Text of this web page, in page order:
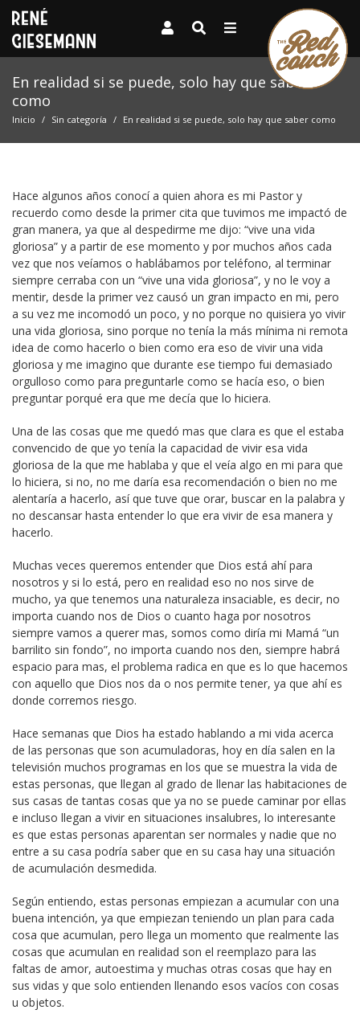
En realidad si se puede, solo hay que saber
como
Inicio Sin categoría En realidad si se puede, solo hay que saber como
Hace algunos años conocí a quien ahora es mi Pastor y
recuerdo como desde la primer cita que tuvimos me impactó de
gran manera, ya que al despedirme me dijo: “vive una vida
gloriosa” y a partir de ese momento y por muchos años cada
vez que nos veíamos o hablábamos por teléfono, al terminar
siempre cerraba con un “vive una vida gloriosa”, y no le voy a
mentir, desde la primer vez causó un gran impacto en mi, pero
a su vez me incomodó un poco, y no porque no quisiera yo vivir
una vida gloriosa, sino porque no tenía la más mínima ni remota
idea de como hacerlo o bien como era eso de vivir una vida
gloriosa y me imagino que durante ese tiempo fui demasiado
orgulloso como para preguntarle como se hacía eso, o bien
preguntar porqué era que me decía que lo hiciera.
Una de las cosas que me quedó mas que clara es que el estaba
convencido de que yo tenía la capacidad de vivir esa vida
gloriosa de la que me hablaba y que el veía algo en mi para que
lo hiciera, si no, no me daría esa recomendación o bien no me
alentaría a hacerlo, así que tuve que orar, buscar en la palabra y
no descansar hasta entender lo que era vivir de esa manera y
hacerlo.
Muchas veces queremos entender que Dios está ahí para
nosotros y si lo está, pero en realidad eso no nos sirve de
mucho, ya que tenemos una naturaleza insaciable, es decir, no
importa cuando nos de Dios o cuanto haga por nosotros
siempre vamos a querer mas, somos como diría mi Mamá “un
barrilito sin fondo”, no importa cuando nos den, siempre habrá
espacio para mas, el problema radica en que es lo que hacemos
con aquello que Dios nos da o nos permite tener, ya que ahí es
donde corremos riesgo.
Hace semanas que Dios ha estado hablando a mi vida acerca
de las personas que son acumuladoras, hoy en día salen en la
televisión muchos programas en los que se muestra la vida de
estas personas, que llegan al grado de llenar las habitaciones de
sus casas de tantas cosas que ya no se puede caminar por ellas
e incluso llegan a vivir en situaciones insalubres, lo interesante
es que estas personas aparentan ser normales y nadie que no
entre a su casa podría saber que en su casa hay una situación
de acumulación desmedida.
Según entiendo, estas personas empiezan a acumular con una
buena intención, ya que empiezan teniendo un plan para cada
cosa que acumulan, pero llega un momento que realmente las
cosas que acumulan en realidad son el reemplazo para las
faltas de amor, autoestima y muchas otras cosas que hay en
sus vidas y que solo entienden llenando esos vacíos con cosas
u objetos.